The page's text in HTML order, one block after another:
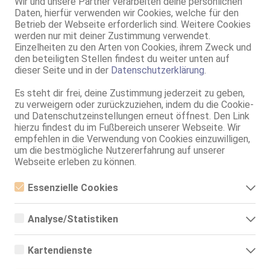
Daten, hierfür verwenden wir Cookies, welche für den
Betrieb der Webseite erforderlich sind. Weitere Cookies
werden nur mit deiner Zustimmung verwendet.
Einzelheiten zu den Arten von Cookies, ihrem Zweck und
den beteiligten Stellen findest du weiter unten auf
dieser Seite und in der Datenschutzerklärung.
Es steht dir frei, deine Zustimmung jederzeit zu geben,
zu verweigern oder zurückzuziehen, indem du die Cookie-
und Datenschutzeinstellungen erneut öffnest. Den Link
hierzu findest du im Fußbereich unserer Webseite. Wir
empfehlen in die Verwendung von Cookies einzuwilligen,
um die bestmögliche Nutzererfahrung auf unserer
Webseite erleben zu können.
Essenzielle Cookies
Essenzielle Cookies sind alle notwendigen Cookies, die für den
ermöglicht werden. Die Webseite kann ohne diese Cookies nicht
Analyse/Statistiken
Analyse- bzw. Statistikcookies sind Cookies, die der Analyse der
Zugriffsstatistiken dienen. Sie helfen den Webseiten-Besitzern zu
Kartendienste
Fulda
Kassandra - heiße Milf
Fulda
GANZ NEU! ZÄRTLICHE ALISA!
43 Jahre, 75E(DD), KF 36, 1.67m, total rasiert, osteuropäisch
69, GF6, NSa, BV, Schmu., Kuscheln, Körperküs., DSa
Fulda
75.1km, Leipziger Str. 33
ZK, AV, GF6, NSa, devot, Franz b. Ihr, BV
Deutsche Victoria - Nur von Mo - Fr